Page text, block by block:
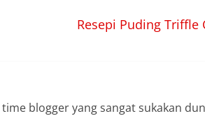
Resepi Puding Triffle
blogger yang sangat sukakan